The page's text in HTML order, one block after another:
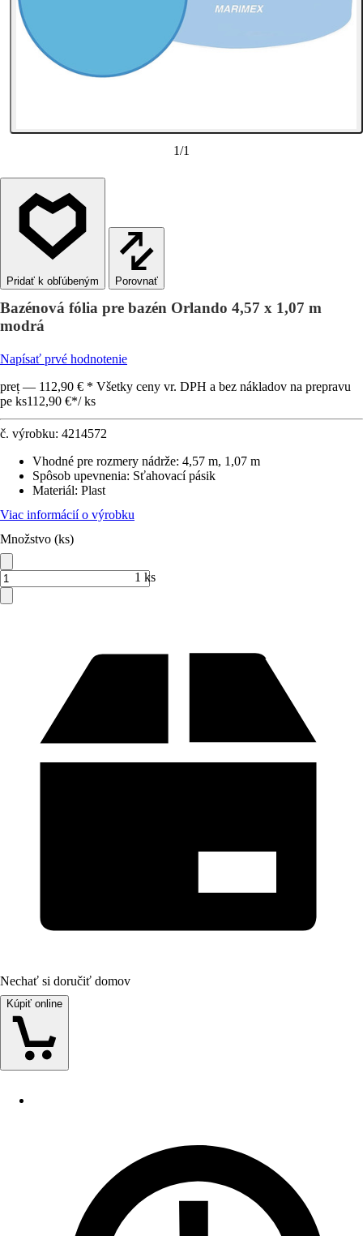
1/1
Porovnať
Bazénová fólia pre bazén Orlando 4,57 x 1,07 m
modrá
Napísať prvé hodnotenie
preț — 112,90 € * Všetky ceny vr. DPH a bez nákladov na prepravu
pe ks112,90 €*/ ks
č. výrobku: 4214572
Vhodné pre rozmery nádrže: 4,57 m, 1,07 m
Spôsob upevnenia: Sťahovací pásik
Materiál: Plast
Viac informácií o výrobku
Množstvo (ks)
1 ks
Nechať si doručiť domov
Kúpiť online